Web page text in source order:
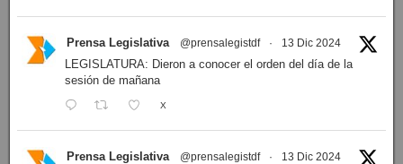
Prensa Legislativa @prensalegistdf · 13 Dic 2024
LEGISLATURA: Dieron a conocer el orden del día de la
sesión de mañana
X
Prensa Legislativa @prensalegistdf · 13 Dic 2024